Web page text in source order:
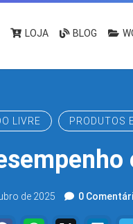
LOJA BLOG
LIVRE PRODUTOS
de 2025 0